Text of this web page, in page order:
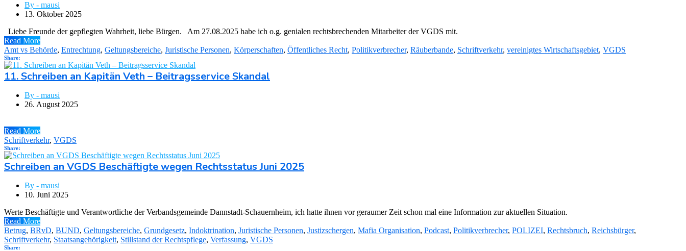
By - mausi
13. Oktober 2025
Liebe Freunde der gepflegten Wahrheit, liebe Bürgen. Am 27.08.2025 habe ich o.g. genialen rechtsbrechenden Mitarbeiter der VGDS mit.
Read More
Amt vs Behörde, Entrechtung, Geltungsbereiche, Juristische Personen, Körperschaften, Öffentliches Recht, Politikverbrecher, Räuberbande, Schriftverkehr, vereinigtes Wirtschaftsgebiet, VGDS
Share:
11. Schreiben an Kapitän Veth – Beitragsservice Skandal
By - mausi
26. August 2025
Read More
Schriftverkehr, VGDS
Share:
Schreiben an VGDS Beschäftigte wegen Rechtsstatus Juni 2025
By - mausi
10. Juni 2025
Werte Beschäftigte und Verantwortliche der Verbandsgemeinde Dannstadt-Schauernheim, ich hatte ihnen vor geraumer Zeit schon mal eine Information zur aktuellen Situation.
Read More
Betrug, BRvD, BUND, Geltungsbereiche, Grundgesetz, Indoktrination, Juristische Personen, Justizschergen, Mafia Organisation, Podcast, Politikverbrecher, POLIZEI, Rechtsbruch, Reichsbürger,
Schriftverkehr, Staatsangehörigkeit, Stillstand der Rechtspflege, Verfassung, VGDS
Share: